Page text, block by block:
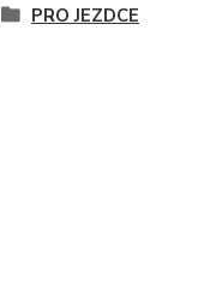
PRO JEZDCE